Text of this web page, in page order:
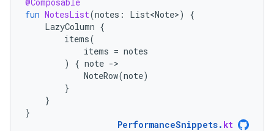
fun NotesList(notes : List<Note>)
{
LazyColumn {
items(
items = notes
)
{ note -
NoteRow(note)
}
}
}
PerformanceSnippets. kt